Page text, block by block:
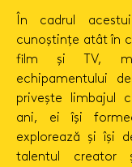
În cadrul
cunoștințe atât în
film și TV,
echipamentului
privește limbajul
ani, ei își
explorează și își
talentul creator